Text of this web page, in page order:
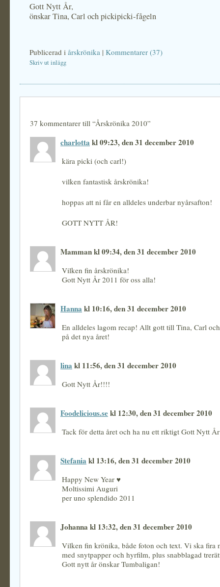
Gott Nytt År,
önskar Tina, Carl och pickipicki-fågeln
Publicerad i årskrönika | Kommentarer (37)
Skriv ut inlägg
37 kommentarer till “Årskrönika 2010”
charlotta kl 09:23, den 31 december 2010
kära picki (och carl!)
vilken fantastisk årskrönika!
hoppas att ni får en alldeles underbar nyårsafton!
GOTT NYTT ÅR!
Mamman kl 09:34, den 31 december 2010
Vilken fin årskrönika!
Gott Nytt År 2011 för oss alla!
Hanna kl 10:16, den 31 december 2010
En alldeles lagom recap! Allt gott till Tina, Carl
på det nya året!
lina kl 11:56, den 31 december 2010
Gott Nytt År!!!!
Foodelicious.sekl 12:30, den 31 december 2010
Tack för detta året och ha nu ett riktigt Gott Nytt
Stefania kl 13:16, den 31 december 2010
Happy New Year ♥
Moltissimi Auguri
per uno splendido 2011
Johanna kl 13:32, den 31 december 2010
Vilken fin krönika, både foton och text. Vi ska fira
med snytpapper och hyrfilm, plus snabblagad
Gott nytt år önskar Tumbaligan!